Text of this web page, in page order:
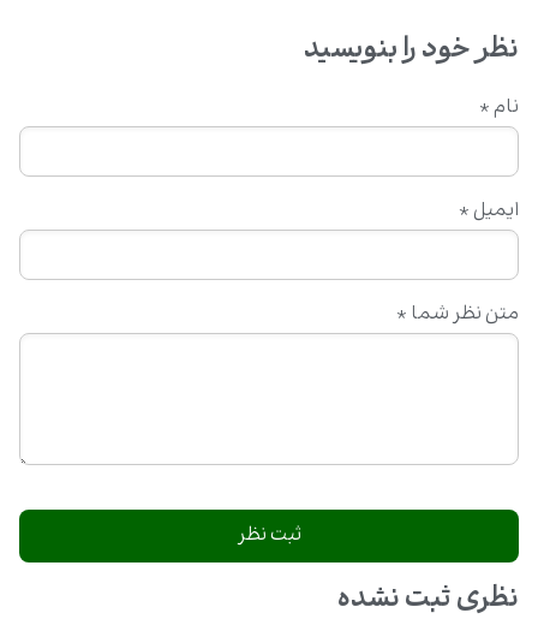
نظر خود را بنویسید
متن نظر شما *
نام *
ایمیل *
نظری ثبت نشده